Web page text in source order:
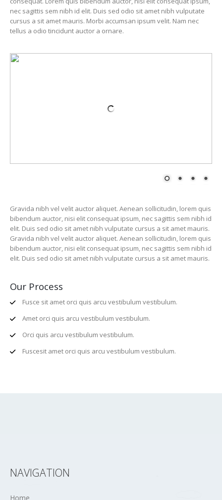
nec sagittis sem nibh id elit. Duis sed odio sit amet nibh vulputate
cursus a sit amet mauris. Morbi accumsan ipsum velit. Nam nec
tellus a odio tincidunt auctor a ornare.
bibendum auctor, nisi elit consequat ipsum, nec sagittis sem nibh id
bibendum auctor, nisi elit consequat ipsum, nec sagittis sem nibh id
elit. Duis sed odio sit amet nibh vulputate cursus a sit amet mauris.
Our Process
Amet orci quis arcu vestibulum vestibulum.
Orci quis arcu vestibulum vestibulum.
Fuscesit amet orci quis arcu vestibulum vestibulum.
Company
FaceBook